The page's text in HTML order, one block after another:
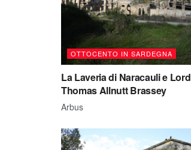
OTTOCENTO IN SARDEGNA
La Laveria di Naracauli e Lord
Thomas Allnutt Brassey
Arbus